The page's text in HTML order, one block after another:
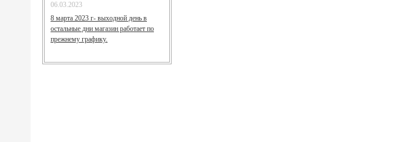
06.03.2023
8 марта 2023 г- выходной день в
остальные дни магазин работает по
прежнему графику.